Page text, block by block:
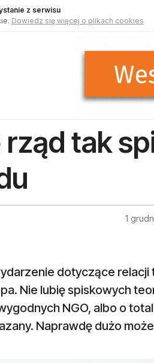
z serwisu
Dowiedz się więcej o plikach cookies
tak
1
dotyczące
Nie lubię spiskowych
NGO, albo o
Naprawdę dużo